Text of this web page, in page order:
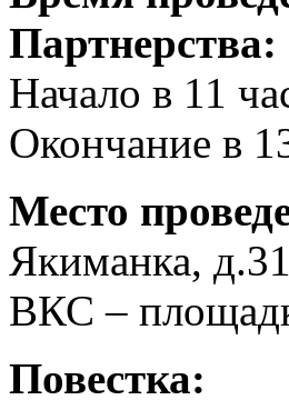
Партнерства:
Начало в 11
Окончание в
Место
Якиманка,
ВКС –
Повестка: